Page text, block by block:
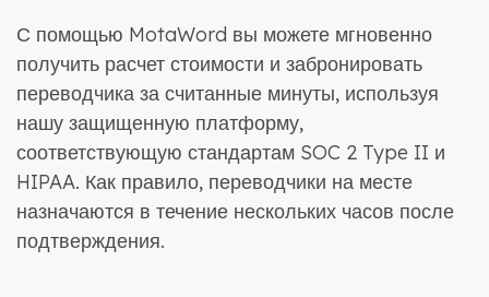
С помощью MotaWord вы можете мгновенно
получить расчет стоимости и забронировать
переводчика за считанные минуты, используя
нашу защищенную платформу,
соответствующую стандартам SOC 2 Type II и
HIPAA. Как правило, переводчики на месте
назначаются в течение нескольких часов после
подтверждения.